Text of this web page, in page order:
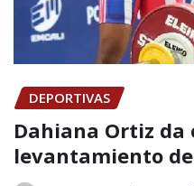
DEPORTIVAS
Dahiana Ortiz da
levantamiento de